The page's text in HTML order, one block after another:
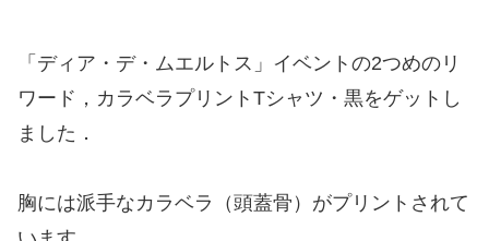
「ディア・デ・ムエルトス」イベントの2つめのリ
ワード，カラベラプリントTシャツ・黒をゲットし
ました．
胸には派手なカラベラ（頭蓋骨）がプリントされて